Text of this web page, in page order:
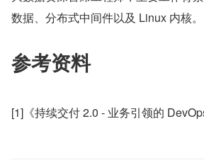
数据、分布式中间件以及 Linux 内核。
参考资料
[1]《持续交付 2.0 - 业务引领的